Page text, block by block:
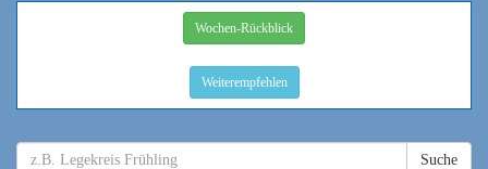
Wochen-Rückblick
Weiterempfehlen
Suche